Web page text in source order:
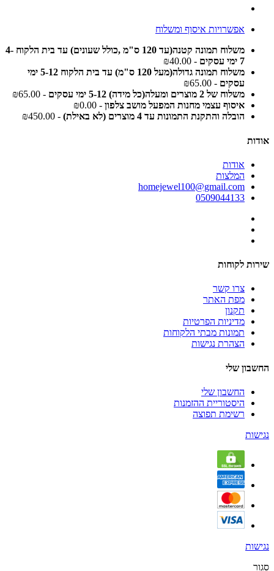
אפשרויות איסוף ומשלוח
משלוח תמונה קטנה(עד 120 ס"מ ,כולל שעונים) עד בית הלקוח 4-
7 ימי עסקים
- ₪40.00
משלוח תמונה גדולה(מעל 120 ס"מ) עד בית הלקוח 5-12 ימי
עסקים - ₪65.00
משלוח של 2 מוצרים ומעלה(כל מידה) 5-12 ימי עסקים
- ₪65.00
איסוף עצמי מחנות המפעל מושב צלפון - ₪0.00
הובלה והתקנת התמונות עד 4 מוצרים (לא באילת)
- ₪450.00
אודות
אודות
המלצות
homejewel100@gmail.com
0509044133
שירות לקוחות
צרו קשר
מפת האתר
תקנון
מדיניות הפרטיות
תמונות מבתי הלקוחות
הצהרת נגישות
החשבון שלי
החשבון שלי
היסטוריית ההזמנות
רשימת תפוצה
נגישות
נגישות
סגור